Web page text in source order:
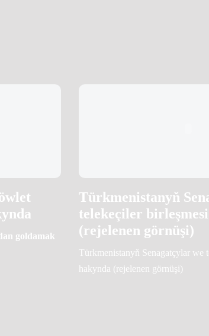
goldamak
Türkmenistanyň
telekeçiler
(rejelenen görnüşi)
Türkmenistanyň Senagatçylar we
hakynda (rejelenen görnüşi)